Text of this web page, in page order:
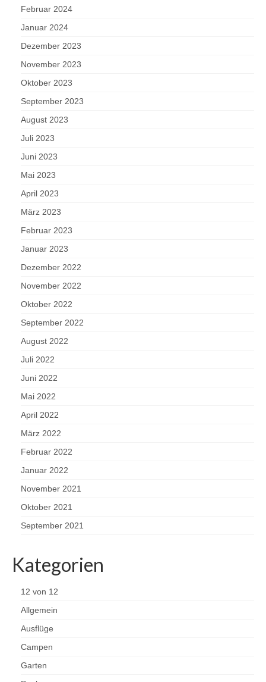
Februar 2024
Januar 2024
Dezember 2023
November 2023
Oktober 2023
September 2023
August 2023
Juli 2023
Juni 2023
Mai 2023
April 2023
März 2023
Februar 2023
Januar 2023
Dezember 2022
November 2022
Oktober 2022
September 2022
August 2022
Juli 2022
Juni 2022
Mai 2022
April 2022
März 2022
Februar 2022
Januar 2022
November 2021
Oktober 2021
September 2021
Kategorien
12 von 12
Allgemein
Ausflüge
Campen
Garten